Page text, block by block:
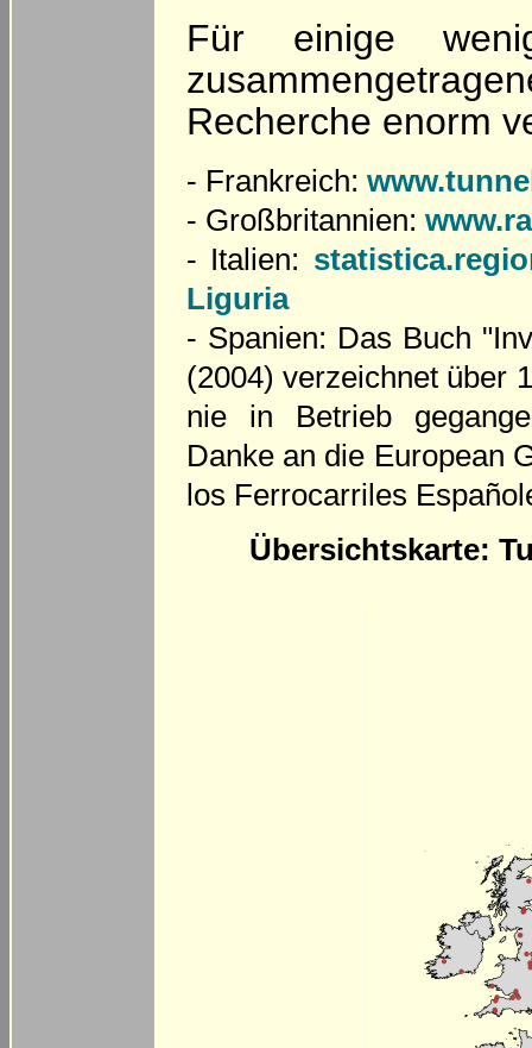
Für einige
Recherche enorm
- Frankreich:
- Großbritannien:
- Italien:
Liguria
- Spanien: Das Buch
(2004) verzeichnet über
nie in Betrieb
Danke an die European
los Ferrocarriles
Übersichtskarte: